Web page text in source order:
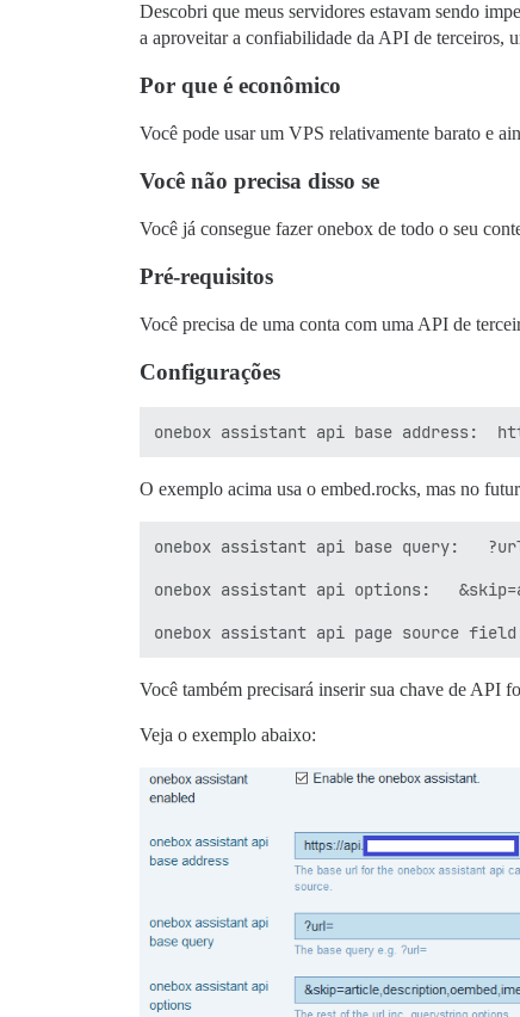
Descobri que meus servidores estavam sendo
a aproveitar a confiabilidade da API de terceiros,
Por que é econômico
Você pode usar um VPS relativamente barato e
Você não precisa disso se
Você já consegue fazer onebox de todo o seu
Pré-requisitos
Você precisa de uma conta com uma API de
Configurações
O exemplo acima usa o embed.rocks, mas no
onebox assistant api base query:
onebox assistant api options:
Você também precisará inserir sua chave de API
Veja o exemplo abaixo: